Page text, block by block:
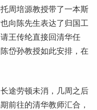
周培源教授带了一本斯
向陈先生表达了归国工
王传纶直接回清华任
岱孙教授如此安排，在
途劳顿未消，几周之后
前往的清华教师汇合，